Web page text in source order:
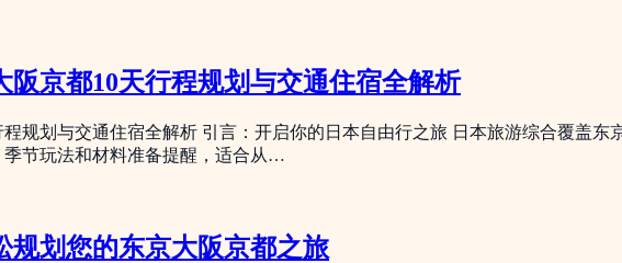
阪京都10天行程规划与交通住宿全解析
规划与交通住宿全解析 引言：开启你的日本自由行之旅 日本旅游综合覆盖
节玩法和材料准备提醒，适合从…
规划您的东京大阪京都之旅